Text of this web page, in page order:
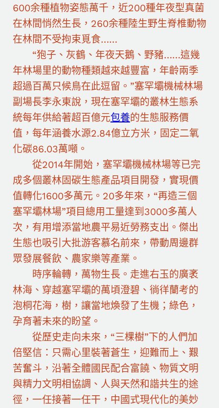
600余種植物姿態萬千，近200種年夜型真菌
在林間悄然生長，260余種陸生野生脊椎動物
在林間不受拘束覓食……
“狍子、灰鶴、年夜天鵝、野豬……這幾
年林場里的動物種類越來越豐富，年齡兩季
超過百萬只候鳥在此逗留。”塞罕壩機械林場
副場長李永東說，現在塞罕壩的叢林生態系
統每年供給著超百億元包養的生態服務價
值，每年涵養水源2.84億立方米，固定二氧
化碳86.03萬噸。
從2014年開始，塞罕壩機械林場等已完
成多個叢林固碳生態產品項目開發，實現價
值轉化1600多萬元。20多年來，“再造三個
塞罕壩林場”項目總用工量達到3000多萬人
次，有用增添當地農平易近勞務支出。傑出
生態也吸引大批游客慕名前來，帶動周邊群
眾發展餐飲、農家樂等產業。
時序輪轉，萬物生長。走進右玉的廣袤
林海、穿越塞罕壩的萬頃澄碧、徜徉蘭考的
泡桐花海，樹，讓當地煥發了生機；綠色，
孕育著未來的盼望。
從歷史走向未來，“三棵樹”下的人們加
倍堅信：只需心里裝著蒼生，迎難而上、艱
苦奮斗，沿著全體國民配合富饒、物質文明
與精力文明相協調、人與天然和諧共生的途
徑，一任接著一任干，中國式現代化的美妙